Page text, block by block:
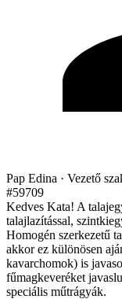
Pap Edina · Vezető
#59709
Kedves Kata! A
talajlazítással,
Homogén szerkezetű
akkor ez különösen
kavarchomok) is
fűmagkeveréket
speciális műtrágyák.